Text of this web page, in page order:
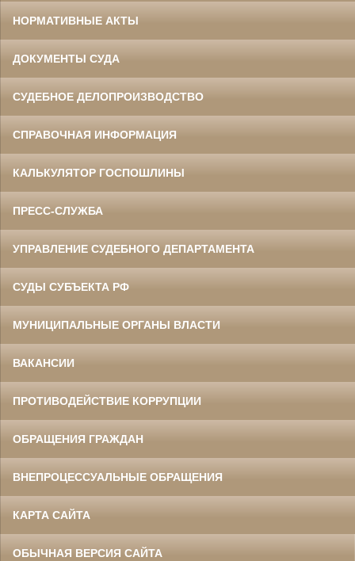
НОРМАТИВНЫЕ АКТЫ
ДОКУМЕНТЫ СУДА
СУДЕБНОЕ ДЕЛОПРОИЗВОДСТВО
СПРАВОЧНАЯ ИНФОРМАЦИЯ
КАЛЬКУЛЯТОР ГОСПОШЛИНЫ
ПРЕСС-СЛУЖБА
УПРАВЛЕНИЕ СУДЕБНОГО ДЕПАРТАМЕНТА
СУДЫ СУБЪЕКТА РФ
МУНИЦИПАЛЬНЫЕ ОРГАНЫ ВЛАСТИ
ВАКАНСИИ
ПРОТИВОДЕЙСТВИЕ КОРРУПЦИИ
ОБРАЩЕНИЯ ГРАЖДАН
ВНЕПРОЦЕССУАЛЬНЫЕ ОБРАЩЕНИЯ
КАРТА САЙТА
ОБЫЧНАЯ ВЕРСИЯ САЙТА